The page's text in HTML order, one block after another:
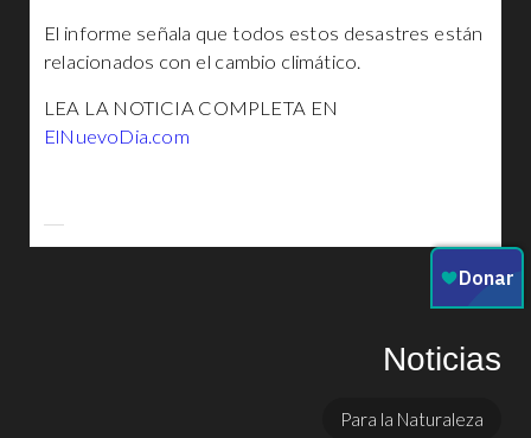
El informe señala que todos estos desastres están
relacionados con el cambio climático.
LEA LA NOTICIA COMPLETA EN
ElNuevoDia.com
Noticias
Para la Naturaleza